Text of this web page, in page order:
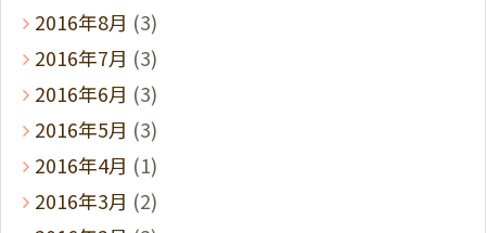
2016年8月 (3)
2016年7月 (3)
2016年6月 (3)
2016年5月 (3)
2016年4月 (1)
2016年3月 (2)